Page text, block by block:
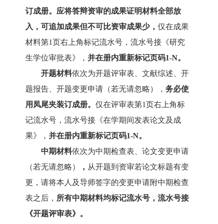
订成册。 应将答辩资审的成果证明材料全部放
入，可追加成果但不可比资审成果少，仅在成果
材料第1页右上角标记流水号，流水号接《研究
生学位审批表》，并在册内重新标记页码1-N。
开题材料依次为开题评审表、文献综述、开
题报告、开题变更申请（若无请忽略）
，务必使
用凤尾夹装订成册。仅在评审表第1页右上角标
记流水号，流水号接《在学期间发表论文及成
果》，并在册内重新标记页码1-N。
中期材料依次为中期检查表 、论文变更申请
（若无请忽略）
， 从开题到资审若论文标题有变
更，请将本人及导师签字的变更申请附中期检查
表之后， 所有中期材料均标记流水号，流水号接
《开题评审表》。